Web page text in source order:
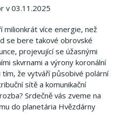
v 03.11.2025
milionkrát více energie, než
se bere takové obrovské
projevující se úžasnými
skvrnami a výrony koronální
že vytváří působivé polární
sítě a komunikační
Srdečně vás zveme na
do planetária Hvězdárny